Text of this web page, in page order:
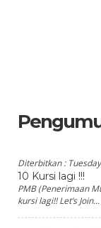
Diterbitkan :
10 Kursi lagi !!!
PMB (Penerimaan
kursi lagi!! Let’s Join...